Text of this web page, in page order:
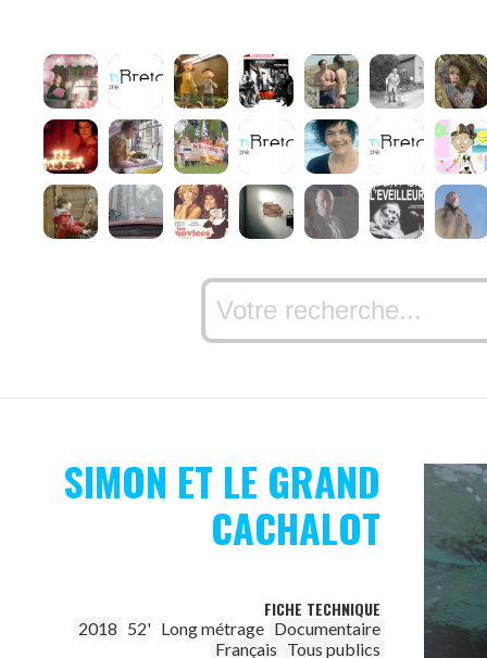
SIMON ET LE GRAND
CACHALOT
FICHE TECHNIQUE
2018 52' Long métrage Documentaire
Français Tous publics